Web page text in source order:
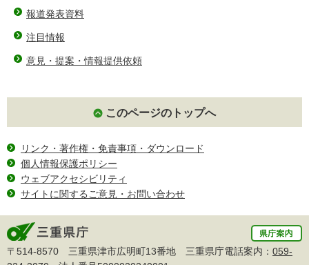
報道発表資料
注目情報
意見・提案・情報提供依頼
このページのトップへ
リンク・著作権・免責事項・ダウンロード
個人情報保護ポリシー
ウェブアクセシビリティ
サイトに関するご意見・お問い合わせ
〒514-8570 三重県津市広明町13番地 三重県庁電話案内： 059-